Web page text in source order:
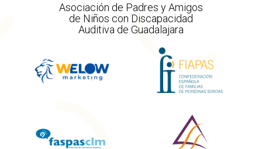
Asociación de Padres y Amigos
de Niños con Discapacidad
Auditiva de Guadalajara